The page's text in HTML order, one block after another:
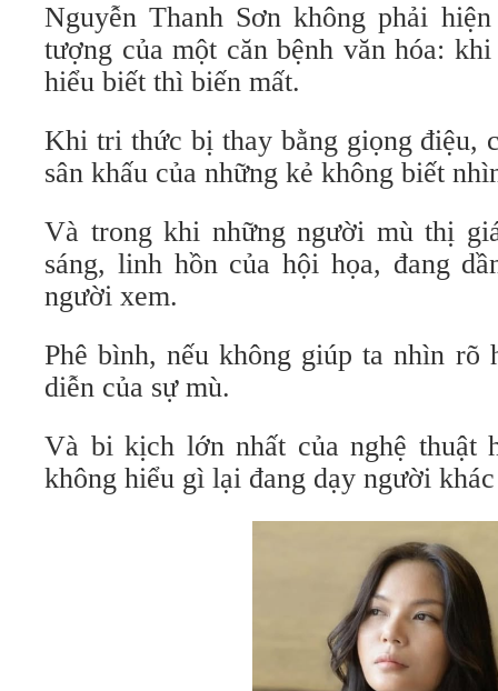
Nguyễn Thanh Sơn không phải
tượng của một căn bệnh văn hóa:
hiểu biết thì biến mất.
Khi tri thức bị thay bằng giọng điệu,
sân khấu của những kẻ không biết
Và trong khi những người mù thị
sáng, linh hồn của hội họa, đang
người xem.
Phê bình, nếu không giúp ta nhìn
diễn của sự mù.
Và bi kịch lớn nhất của nghệ thuật
không hiểu gì lại đang dạy người